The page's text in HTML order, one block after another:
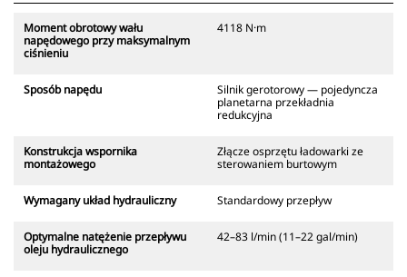
Moment obrotowy wału
napędowego przy maksymalnym
ciśnieniu
4118 N·m
Sposób napędu
Silnik gerotorowy — pojedyncza
planetarna przekładnia
redukcyjna
Konstrukcja wspornika
montażowego
Złącze osprzętu ładowarki ze
sterowaniem burtowym
Wymagany układ hydrauliczny Standardowy przepływ
Optymalne natężenie przepływu
oleju hydraulicznego
42–83 l/min (11–22 gal/min)